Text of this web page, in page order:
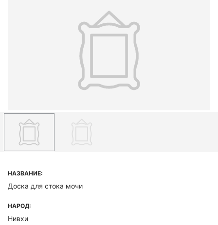
НАЗВАНИЕ:
Доска для стока мочи
НАРОД:
Нивхи